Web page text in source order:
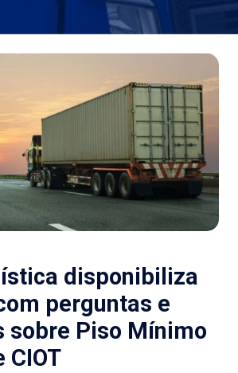
disponibiliza
perguntas e
sobre Piso Mínimo
CIOT